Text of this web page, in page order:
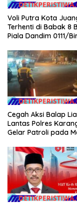
Voli Putra Kota
Terhenti di Babak 8
Piala Dandim 0111/
Cegah Aksi Balap
Lantas Polres
Gelar Patroli pada